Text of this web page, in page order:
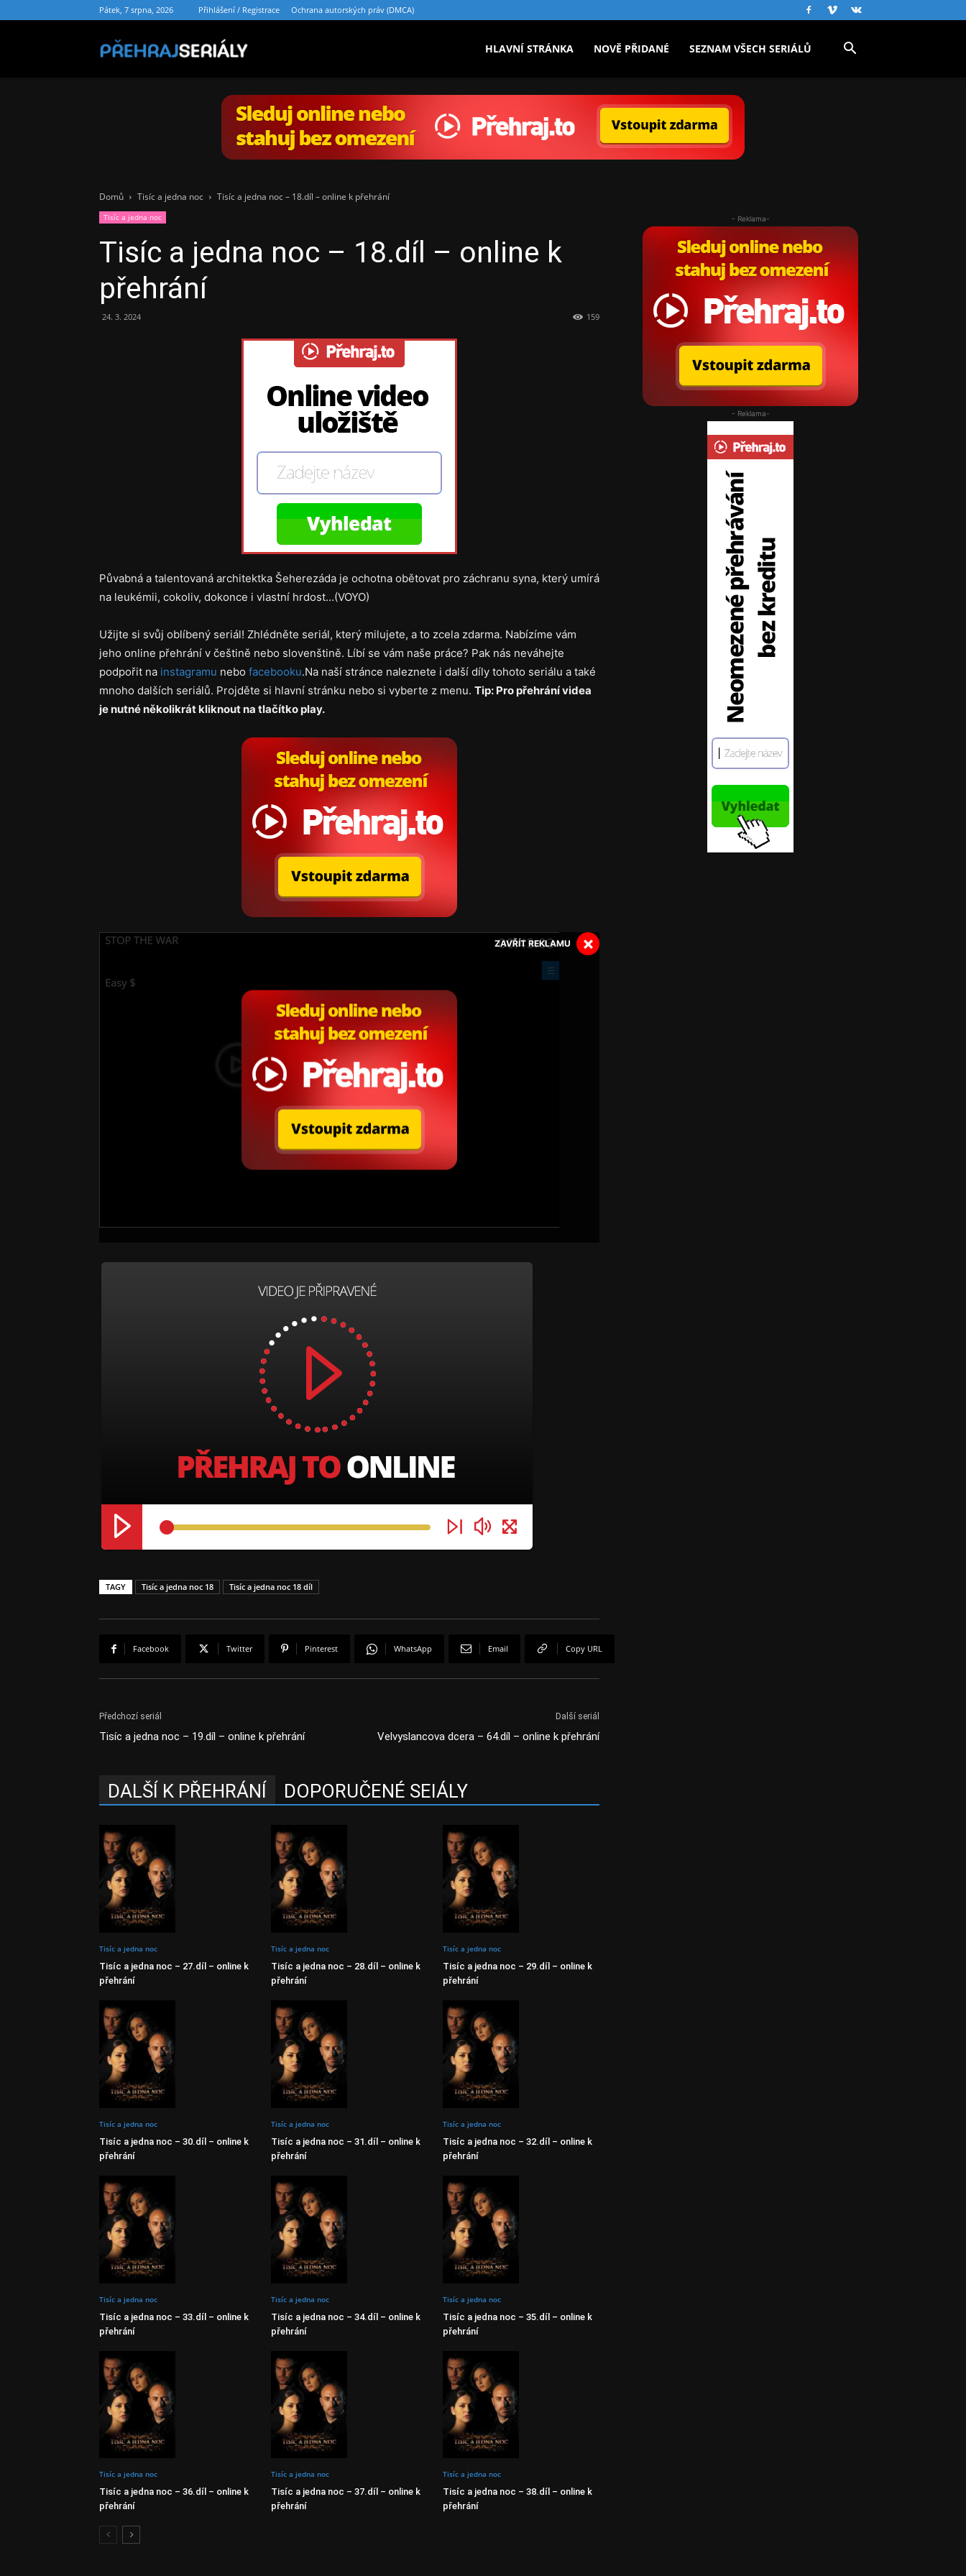
Pátek, 7 srpna, 2026 Přihlášení / Registrace Ochrana autorských práv (DMCA)
HLAVNÍ STRÁNKA NOVĚ PŘIDANÉ SEZNAM VŠECH SERIÁLŮ
Domů Tisíc a jedna noc Tisíc a jedna noc – 18.díl – online k přehrání
Tisíc a jedna noc
Tisíc a jedna noc – 18.díl – online k
přehrání
24. 3. 2024 159
Půvabná a talentovaná architektka Šeherezáda je ochotna obětovat pro záchranu syna, který umírá
na leukémii, cokoliv, dokonce i vlastní hrdost…(VOYO)
Užijte si svůj oblíbený seriál! Zhlédněte seriál, který milujete, a to zcela zdarma. Nabízíme vám
jeho online přehrání v češtině nebo slovenštině. Líbí se vám naše práce? Pak nás neváhejte
podpořit na instagramu nebo facebooku.Na naší stránce naleznete i další díly tohoto seriálu a také
mnoho dalších seriálů. Projděte si hlavní stránku nebo si vyberte z menu. Tip: Pro přehrání videa
je nutné několikrát kliknout na tlačítko play.
ZAVŘÍT REKLAMU ×
TAGY Tisíc a jedna noc 18 Tisíc a jedna noc 18 díl
Facebook Twitter Pinterest WhatsApp Email Copy URL
Předchozí seriál
Tisíc a jedna noc – 19.díl – online k přehrání
Další seriál
Velvyslancova dcera – 64.díl – online k přehrání
DALŠÍ K PŘEHRÁNÍ DOPORUČENÉ SEIÁLY
Tisíc a jedna noc
Tisíc a jedna noc – 27.díl – online k
přehrání
Tisíc a jedna noc
Tisíc a jedna noc – 28.díl – online k
přehrání
Tisíc a jedna noc
Tisíc a jedna noc – 29.díl – online k
přehrání
Tisíc a jedna noc
Tisíc a jedna noc – 30.díl – online k
přehrání
Tisíc a jedna noc
Tisíc a jedna noc – 31.díl – online k
přehrání
Tisíc a jedna noc
Tisíc a jedna noc – 32.díl – online k
přehrání
Tisíc a jedna noc
Tisíc a jedna noc – 33.díl – online k
přehrání
Tisíc a jedna noc
Tisíc a jedna noc – 34.díl – online k
přehrání
Tisíc a jedna noc
Tisíc a jedna noc – 35.díl – online k
přehrání
Tisíc a jedna noc
Tisíc a jedna noc – 36.díl – online k
přehrání
Tisíc a jedna noc
Tisíc a jedna noc – 37.díl – online k
přehrání
Tisíc a jedna noc
Tisíc a jedna noc – 38.díl – online k
přehrání
- Reklama-
- Reklama-